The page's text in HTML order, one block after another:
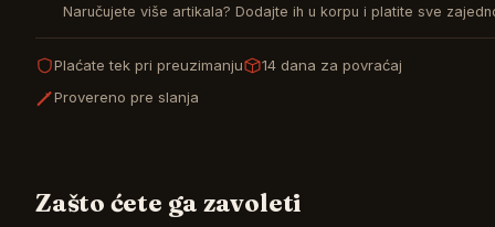
Naručujete više artikala? Dodajte ih u korpu i platite sve
Plaćate tek pri preuzimanju
14 dana za povraćaj
Provereno pre slanja
Zašto ćete ga zavoleti